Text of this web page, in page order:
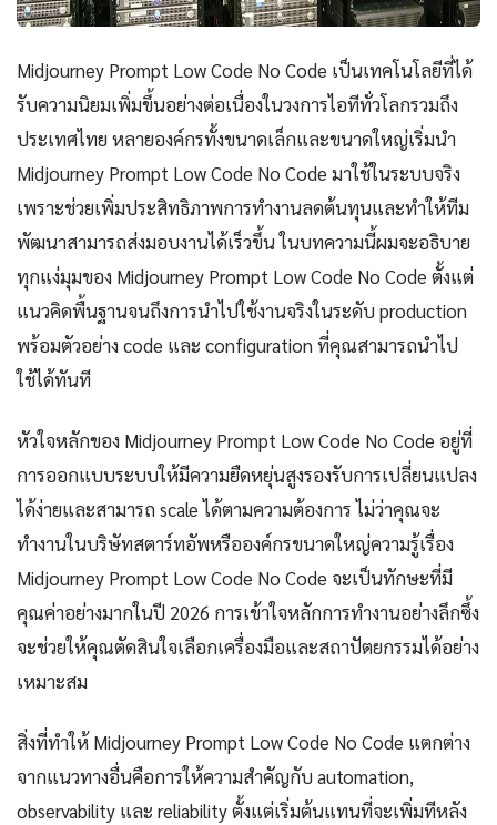
Midjourney Prompt Low Code No Code เป็นเทคโนโลยีที่ได้
รับความนิยมเพิ่มขึ้นอย่างต่อเนื่องในวงการไอทีทั่วโลกรวมถึง
ประเทศไทย หลายองค์กรทั้งขนาดเล็กและขนาดใหญ่เริ่มนำ
Midjourney Prompt Low Code No Code มาใช้ในระบบจริง
เพราะช่วยเพิ่มประสิทธิภาพการทำงานลดต้นทุนและทำให้ทีม
พัฒนาสามารถส่งมอบงานได้เร็วขึ้น ในบทความนี้ผมจะอธิบาย
ทุกแง่มุมของ Midjourney Prompt Low Code No Code ตั้งแต่
แนวคิดพื้นฐานจนถึงการนำไปใช้งานจริงในระดับ production
พร้อมตัวอย่าง code และ configuration ที่คุณสามารถนำไป
ใช้ได้ทันที
หัวใจหลักของ Midjourney Prompt Low Code No Code อยู่ที่
การออกแบบระบบให้มีความยืดหยุ่นสูงรองรับการเปลี่ยนแปลง
ได้ง่ายและสามารถ scale ได้ตามความต้องการ ไม่ว่าคุณจะ
ทำงานในบริษัทสตาร์ทอัพหรือองค์กรขนาดใหญ่ความรู้เรื่อง
Midjourney Prompt Low Code No Code จะเป็นทักษะที่มี
คุณค่าอย่างมากในปี 2026 การเข้าใจหลักการทำงานอย่างลึกซึ้ง
จะช่วยให้คุณตัดสินใจเลือกเครื่องมือและสถาปัตยกรรมได้อย่าง
เหมาะสม
สิ่งที่ทำให้ Midjourney Prompt Low Code No Code แตกต่าง
จากแนวทางอื่นคือการให้ความสำคัญกับ automation,
observability และ reliability ตั้งแต่เริ่มต้นแทนที่จะเพิ่มทีหลัง